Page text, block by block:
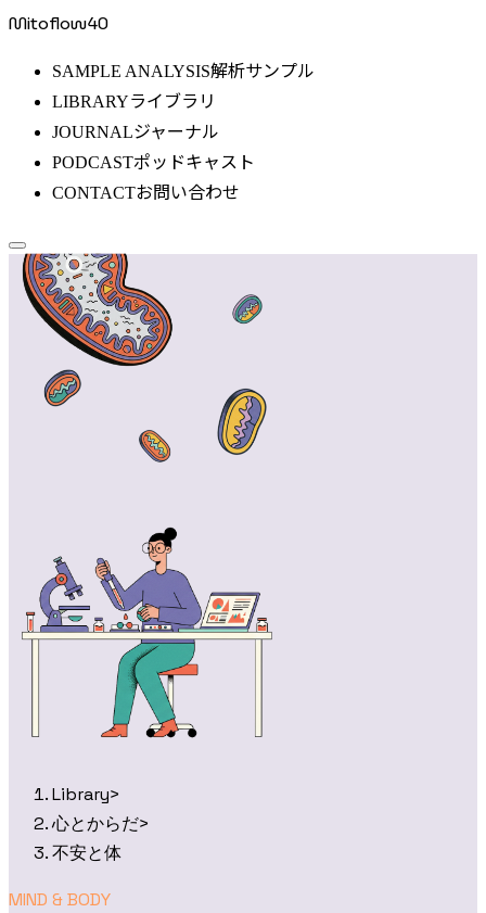
Mitoflow40
SAMPLE ANALYSIS解析サンプル
LIBRARYライブラリ
JOURNALジャーナル
PODCASTポッドキャスト
CONTACTお問い合わせ
Library>
心とからだ>
不安と体
MIND & BODY